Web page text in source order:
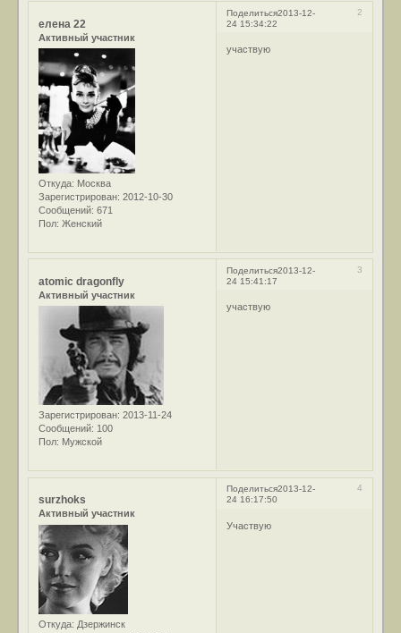
Поделиться 2
2013-12-
24 15:34:22
елена 22
Активный участник
Откуда: Москва
Зарегистрирован: 2012-10-30
Сообщений: 671
Пол: Женский
участвую
Поделиться 3
2013-12-
24 15:41:17
atomic dragonfly
Активный участник
Зарегистрирован: 2013-11-24
Сообщений: 100
Пол: Мужской
участвую
Поделиться 4
2013-12-
24 16:17:50
surzhoks
Активный участник
Откуда: Дзержинск
Участвую